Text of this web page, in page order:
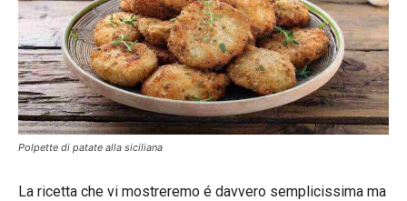
Polpette di patate alla siciliana
La ricetta che vi mostreremo é davvero semplicissima ma